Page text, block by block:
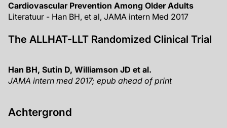
Cardiovascular Prevention Among Older Adults
Literatuur - Han BH, et al, JAMA intern Med 2017
The ALLHAT-LLT Randomized Clinical Trial
Han BH, Sutin D, Williamson JD et al.
JAMA intern med 2017; epub ahead of print
Achtergrond